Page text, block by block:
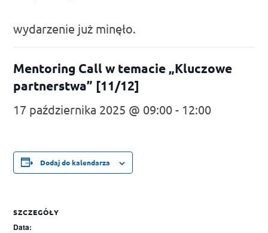
wydarzenie już minęło.
Mentoring Call w temacie „Kluczowe
partnerstwa” [11/12]
17 października 2025 @ 09:00 - 12:00
Dodaj do kalendarza
SZCZEGÓŁY
Data: